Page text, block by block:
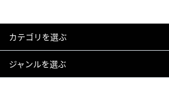
カテゴリを選ぶ
ジャンルを選ぶ